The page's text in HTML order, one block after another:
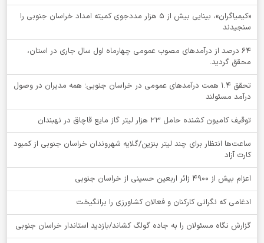
«کیمیاگران»، بینایی بیش از ۵ هزار مددجوی کمیته امداد خراسان جنوبی را
سنجیدند
64 درصد از درآمدهای مصوب عمومی چهارماه اول سال جاری در استان،
محقق گردید.
تحقق ۱.۴ همت درآمدهای عمومی در خراسان جنوبی؛ همه مدیران در وصول
درآمد مسئولند
توقيف کامیون کشنده حامل 23 هزار لیتر گاز مایع قاچاق در نهبندان
ساعت‌ها انتظار برای چند لیتر بنزین/گلایه شهروندان خراسان جنوبی از کمبود
کارت آزاد
اعزام بیش از 4900 زائر اربعین حسینی از خراسان جنوبی
ادغامی که نگرانی کارکنان و فعالان کشاورزی را برانگیخت
گزارش نگاه مسئولان را به جاده گولگ کشاند/بازدید استاندار خراسان جنوبی